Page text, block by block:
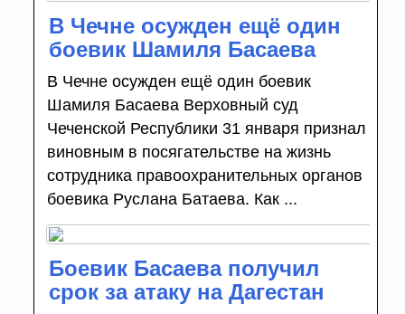
В Чечне осужден ещё один
боевик Шамиля Басаева
В Чечне осужден ещё один боевик
Шамиля Басаева Верховный суд
Чеченской Республики 31 января признал
виновным в посягательстве на жизнь
сотрудника правоохранительных органов
боевика Руслана Батаева. Как ...
Боевик Басаева получил
срок за атаку на Дагестан